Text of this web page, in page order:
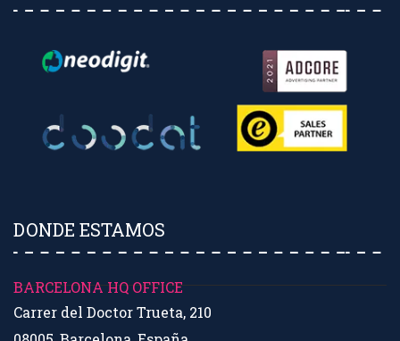
DONDE ESTAMOS
BARCELONA HQ OFFICE
Carrer del Doctor Trueta, 210